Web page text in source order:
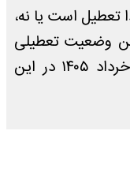
تعطیل است یا نه،
وضعیت تعطیلی
کرمانشاه برای فردا چهارشنبه ۲۷ خرداد ۱۴۰۵ در این